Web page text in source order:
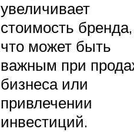
увеличивает
стоимость бренда,
что может быть
важным при
бизнеса или
привлечении
инвестиций.